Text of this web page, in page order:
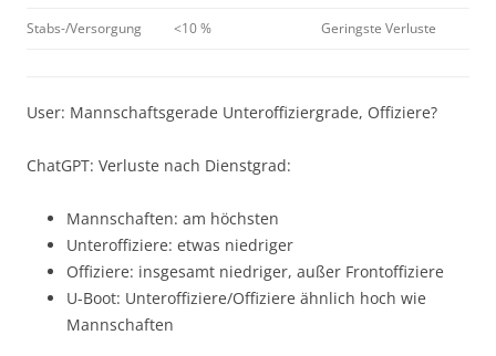
Stabs-/Versorgung <10 % Geringste Verluste
User: Mannschaftsgerade Unteroffiziergrade, Offiziere?
ChatGPT: Verluste nach Dienstgrad:
Mannschaften: am höchsten
Unteroffiziere: etwas niedriger
Offiziere: insgesamt niedriger, außer Frontoffiziere
U-Boot: Unteroffiziere/Offiziere ähnlich hoch wie
Mannschaften